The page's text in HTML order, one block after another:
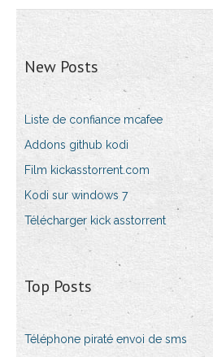
New Posts
Liste de confiance mcafee
Addons github kodi
Film kickasstorrent.com
Kodi sur windows 7
Télécharger kick asstorrent
Top Posts
Téléphone piraté envoi de sms